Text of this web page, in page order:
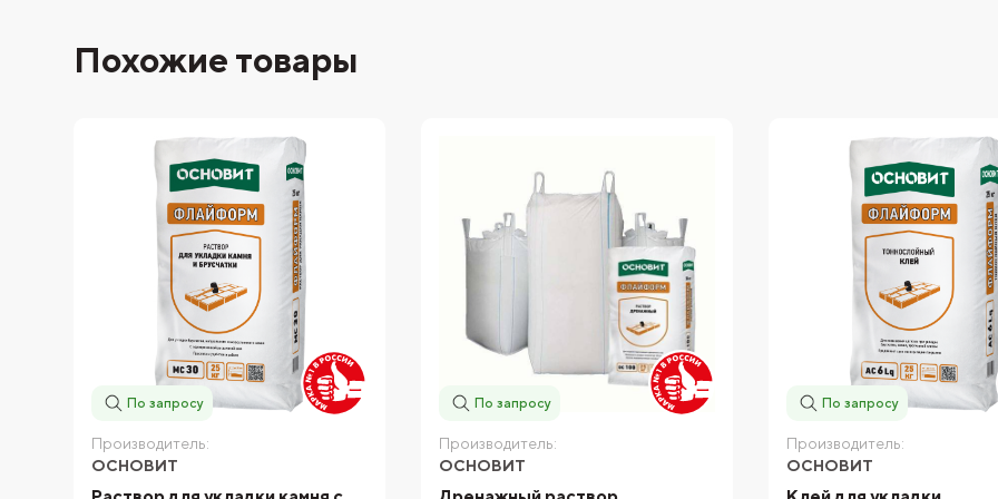
Похожие товары
По запросу
Производитель:
ОСНОВИТ
По запросу
Производитель:
ОСНОВИТ
По запросу
Производитель:
ОСНОВИТ